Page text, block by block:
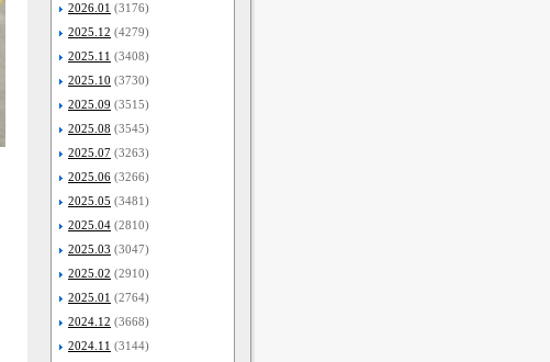
2026.01 (3176)
2025.12 (4279)
2025.11 (3408)
2025.10 (3730)
2025.09 (3515)
2025.08 (3545)
2025.07 (3263)
2025.06 (3266)
2025.05 (3481)
2025.04 (2810)
2025.03 (3047)
2025.02 (2910)
2025.01 (2764)
2024.12 (3668)
2024.11 (3144)